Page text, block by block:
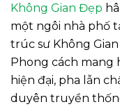
Không Gian Đẹp
một ngôi nhà phố
trúc sư Không
Phong cách mang
hiện đại, pha lẫn
duyên truyền